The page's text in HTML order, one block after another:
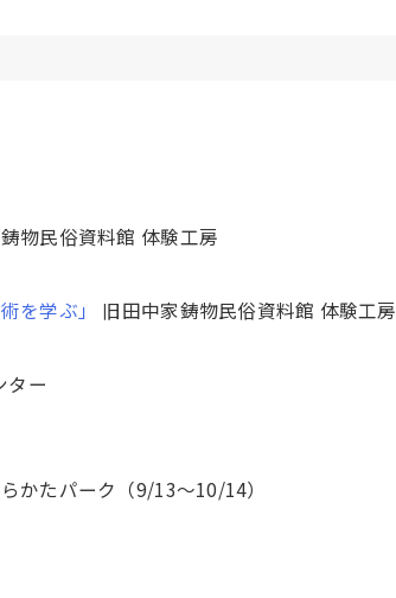
物民俗資料館 体験工房
を学ぶ」
旧田中家鋳物民俗資料館 体験工房
ター
かたパーク（9/13〜10/14）